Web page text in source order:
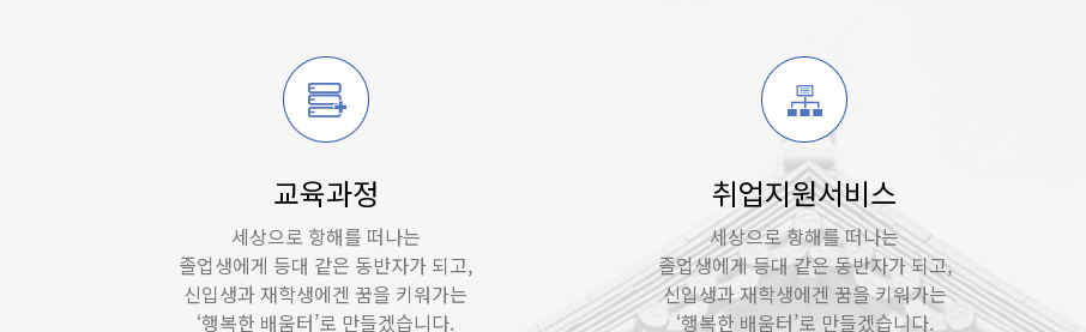
교육과정
세상으로 항해를 떠나는
졸업생에게 등대 같은 동반자가 되고,
신입생과 재학생에겐 꿈을 키워가는
‘행복한 배움터’로 만들겠습니다.
취업지원서비스
세상으로 항해를 떠나는
졸업생에게 등대 같은 동반자가 되고,
신입생과 재학생에겐 꿈을 키워가는
‘행복한 배움터’로 만들겠습니다.